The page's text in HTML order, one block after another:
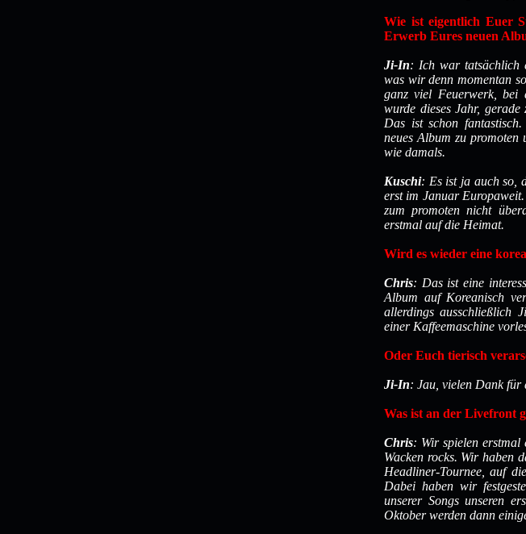
Wie ist eigentlich Euer
Erwerb Eures neuen
Ji-In: Ich war tatsächlich
was wir denn momentan
ganz viel Feuerwerk, bei
wurde dieses Jahr,
Das ist schon
neues Album zu promoten
wie damals.
Kuschi: Es ist ja auch so,
erst im Januar
zum promoten nicht
erstmal auf die Heimat.
Wird es wieder eine
Chris: Das ist eine
Album auf Koreanisch
allerdings ausschließlich
einer Kaffeemaschine
Oder Euch tierisch
Ji-In: Jau, vielen Dank für
Was ist an der Livefront
Chris: Wir spielen erstmal
Wacken rocks. Wir haben
Headliner-Tournee, auf
Dabei haben wir
unserer Songs unseren
Oktober werden dann